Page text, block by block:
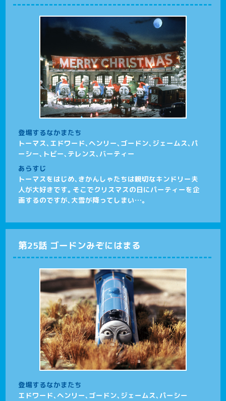
登場するなかまたち
トーマス、エドワード、ヘンリー、ゴードン、ジェームス、パ
ーシー、トビー、テレンス、バーティー
あらすじ
トーマスをはじめ、きかんしゃたちは親切なキンドリー夫
人が大好きです。そこでクリスマスの日にパーティーを企
画するのですが、大雪が降ってしまい…。
第25話 ゴードンみぞにはまる
登場するなかまたち
エドワード、ヘンリー、ゴードン、ジェームス、パーシー